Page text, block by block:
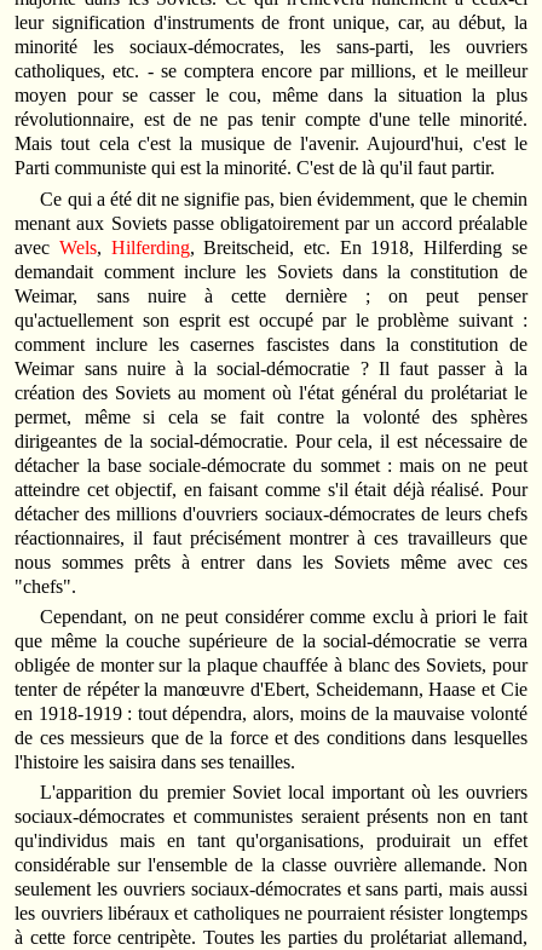
leur signification d'instruments de front unique, car, au début, la
minorité les sociaux-démocrates, les sans-parti, les ouvriers
catholiques, etc. - se comptera encore par millions, et le meilleur
moyen pour se casser le cou, même dans la situation la plus
révolutionnaire, est de ne pas tenir compte d'une telle minorité.
Mais tout cela c'est la musique de l'avenir. Aujourd'hui, c'est le
Parti communiste qui est la minorité. C'est de là qu'il faut partir.
Ce qui a été dit ne signifie pas, bien évidemment, que le chemin
menant aux Soviets passe obligatoirement par un accord préalable
avec Wels, Hilferding, Breitscheid, etc. En 1918, Hilferding se
demandait comment inclure les Soviets dans la constitution de
Weimar, sans nuire à cette dernière ; on peut penser
qu'actuellement son esprit est occupé par le problème suivant :
comment inclure les casernes fascistes dans la constitution de
Weimar sans nuire à la social-démocratie ? Il faut passer à la
création des Soviets au moment où l'état général du prolétariat le
permet, même si cela se fait contre la volonté des sphères
dirigeantes de la social-démocratie. Pour cela, il est nécessaire de
détacher la base sociale-démocrate du sommet : mais on ne peut
atteindre cet objectif, en faisant comme s'il était déjà réalisé. Pour
détacher des millions d'ouvriers sociaux-démocrates de leurs chefs
réactionnaires, il faut précisément montrer à ces travailleurs que
nous sommes prêts à entrer dans les Soviets même avec ces
"chefs".
Cependant, on ne peut considérer comme exclu à priori le fait
que même la couche supérieure de la social-démocratie se verra
obligée de monter sur la plaque chauffée à blanc des Soviets, pour
tenter de répéter la manœuvre d'Ebert, Scheidemann, Haase et Cie
en 1918-1919 : tout dépendra, alors, moins de la mauvaise volonté
de ces messieurs que de la force et des conditions dans lesquelles
l'histoire les saisira dans ses tenailles.
L'apparition du premier Soviet local important où les ouvriers
sociaux-démocrates et communistes seraient présents non en tant
qu'individus mais en tant qu'organisations, produirait un effet
considérable sur l'ensemble de la classe ouvrière allemande. Non
seulement les ouvriers sociaux-démocrates et sans parti, mais aussi
les ouvriers libéraux et catholiques ne pourraient résister longtemps
à cette force centripète. Toutes les parties du prolétariat allemand,